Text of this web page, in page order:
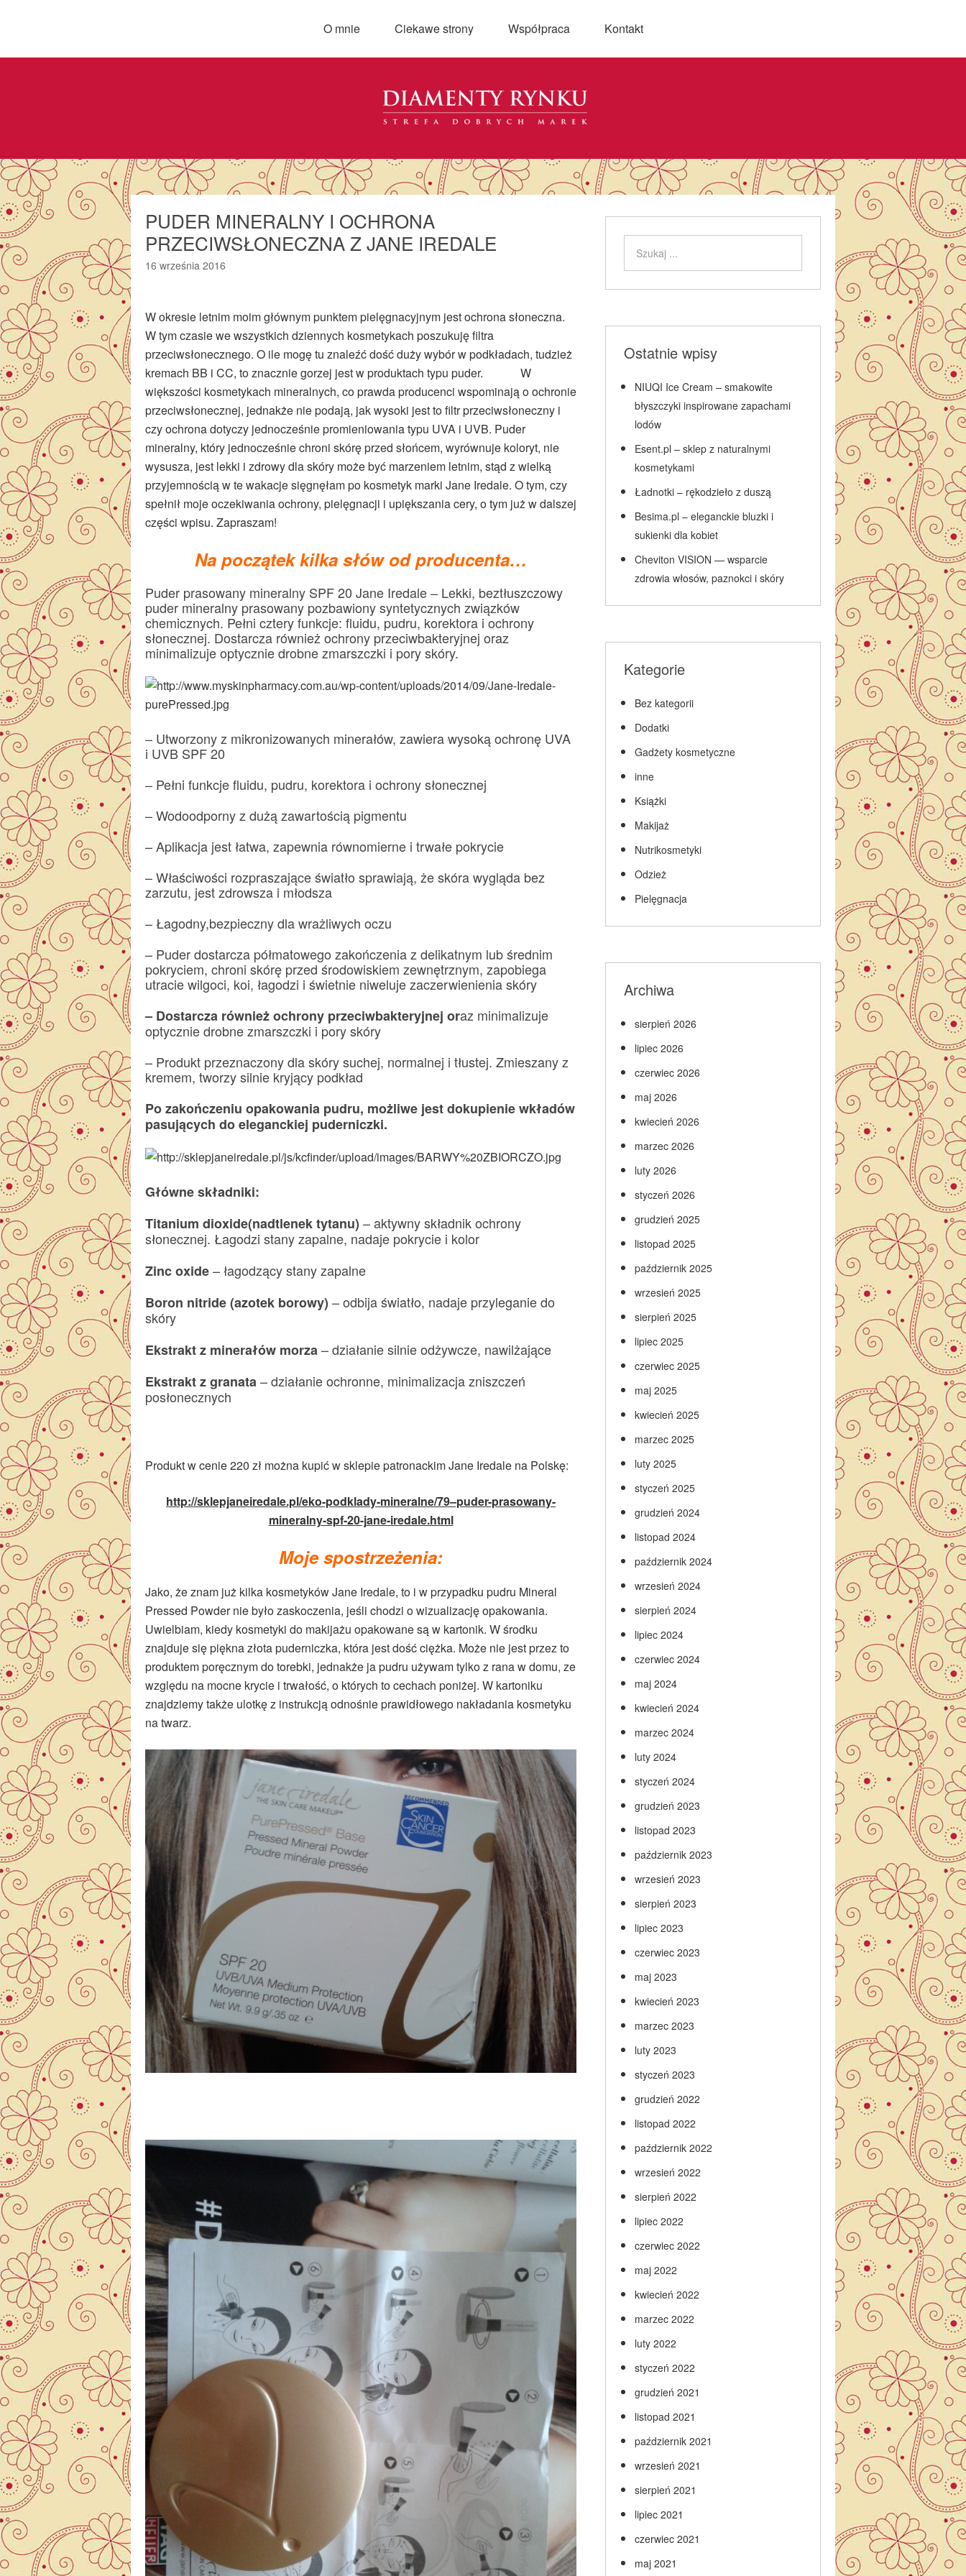
O mnie Ciekawe strony Współpraca Kontakt
PUDER MINERALNY I OCHRONA
PRZECIWSŁONECZNA Z JANE IREDALE
16 września 2016
W okresie letnim moim głównym punktem pielęgnacyjnym jest ochrona słoneczna.
W tym czasie we wszystkich dziennych kosmetykach poszukuję filtra
przeciwsłonecznego. O ile mogę tu znaleźć dość duży wybór w podkładach, tudzież
kremach BB i CC, to znacznie gorzej jest w produktach typu puder. W
większości kosmetykach mineralnych, co prawda producenci wspominają o ochronie
przeciwsłonecznej, jednakże nie podają, jak wysoki jest to filtr przeciwsłoneczny i
czy ochrona dotyczy jednocześnie promieniowania typu UVA i UVB. Puder
mineralny, który jednocześnie chroni skórę przed słońcem, wyrównuje koloryt, nie
wysusza, jest lekki i zdrowy dla skóry może być marzeniem letnim, stąd z wielką
przyjemnością w te wakacje sięgnęłam po kosmetyk marki Jane Iredale. O tym, czy
spełnił moje oczekiwania ochrony, pielęgnacji i upiększania cery, o tym już w dalszej
części wpisu. Zapraszam!
Na początek kilka słów od producenta…
Puder prasowany mineralny SPF 20 Jane Iredale – Lekki, beztłuszczowy
puder mineralny prasowany pozbawiony syntetycznych związków
chemicznych. Pełni cztery funkcje: fluidu, pudru, korektora i ochrony
słonecznej. Dostarcza również ochrony przeciwbakteryjnej oraz
minimalizuje optycznie drobne zmarszczki i pory skóry.
– Utworzony z mikronizowanych minerałów, zawiera wysoką ochronę UVA
i UVB SPF 20
– Pełni funkcje fluidu, pudru, korektora i ochrony słonecznej
– Wodoodporny z dużą zawartością pigmentu
– Aplikacja jest łatwa, zapewnia równomierne i trwałe pokrycie
– Właściwości rozpraszające światło sprawiają, że skóra wygląda bez
zarzutu, jest zdrowsza i młodsza
– Łagodny,bezpieczny dla wrażliwych oczu
– Puder dostarcza półmatowego zakończenia z delikatnym lub średnim
pokryciem, chroni skórę przed środowiskiem zewnętrznym, zapobiega
utracie wilgoci, koi, łagodzi i świetnie niweluje zaczerwienienia skóry
– Dostarcza również ochrony przeciwbakteryjnej oraz minimalizuje
optycznie drobne zmarszczki i pory skóry
– Produkt przeznaczony dla skóry suchej, normalnej i tłustej. Zmieszany z
kremem, tworzy silnie kryjący podkład
Po zakończeniu opakowania pudru, możliwe jest dokupienie wkładów
pasujących do eleganckiej puderniczki.
Główne składniki:
Titanium dioxide(nadtlenek tytanu) – aktywny składnik ochrony
słonecznej. Łagodzi stany zapalne, nadaje pokrycie i kolor
Zinc oxide– łagodzący stany zapalne
Boron nitride (azotek borowy) – odbija światło, nadaje przyleganie do
skóry
Ekstrakt z minerałów morza– działanie silnie odżywcze, nawilżające
Ekstrakt z granata– działanie ochronne, minimalizacja zniszczeń
posłonecznych
Produkt w cenie 220 zł można kupić w sklepie patronackim Jane Iredale na Polskę:
http://sklepjaneiredale.pl/eko-podklady-mineralne/79–puder-prasowany-
mineralny-spf-20-jane-iredale.html
Moje spostrzeżenia:
Jako, że znam już kilka kosmetyków Jane Iredale, to i w przypadku pudru Mineral
Pressed Powder nie było zaskoczenia, jeśli chodzi o wizualizację opakowania.
Uwielbiam, kiedy kosmetyki do makijażu opakowane są w kartonik. W środku
znajduje się piękna złota puderniczka, która jest dość ciężka. Może nie jest przez to
produktem poręcznym do torebki, jednakże ja pudru używam tylko z rana w domu, ze
względu na mocne krycie i trwałość, o których to cechach poniżej. W kartoniku
znajdziemy także ulotkę z instrukcją odnośnie prawidłowego nakładania kosmetyku
na twarz.
Ostatnie wpisy
NIUQI Ice Cream – smakowite
błyszczyki inspirowane zapachami
lodów
Esent.pl – sklep z naturalnymi
kosmetykami
Ładnotki – rękodzieło z duszą
Besima.pl – eleganckie bluzki i
sukienki dla kobiet
Cheviton VISION — wsparcie
zdrowia włosów, paznokci i skóry
Kategorie
Bez kategorii
Dodatki
Gadżety kosmetyczne
inne
Książki
Makijaż
Nutrikosmetyki
Odzież
Pielęgnacja
Archiwa
sierpień 2026
lipiec 2026
czerwiec 2026
maj 2026
kwiecień 2026
marzec 2026
luty 2026
styczeń 2026
grudzień 2025
listopad 2025
październik 2025
wrzesień 2025
sierpień 2025
lipiec 2025
czerwiec 2025
maj 2025
kwiecień 2025
marzec 2025
luty 2025
styczeń 2025
grudzień 2024
listopad 2024
październik 2024
wrzesień 2024
sierpień 2024
lipiec 2024
czerwiec 2024
maj 2024
kwiecień 2024
marzec 2024
luty 2024
styczeń 2024
grudzień 2023
listopad 2023
październik 2023
wrzesień 2023
sierpień 2023
lipiec 2023
czerwiec 2023
maj 2023
kwiecień 2023
marzec 2023
luty 2023
styczeń 2023
grudzień 2022
listopad 2022
październik 2022
wrzesień 2022
sierpień 2022
lipiec 2022
czerwiec 2022
maj 2022
kwiecień 2022
marzec 2022
luty 2022
styczeń 2022
grudzień 2021
listopad 2021
październik 2021
wrzesień 2021
sierpień 2021
lipiec 2021
czerwiec 2021
maj 2021